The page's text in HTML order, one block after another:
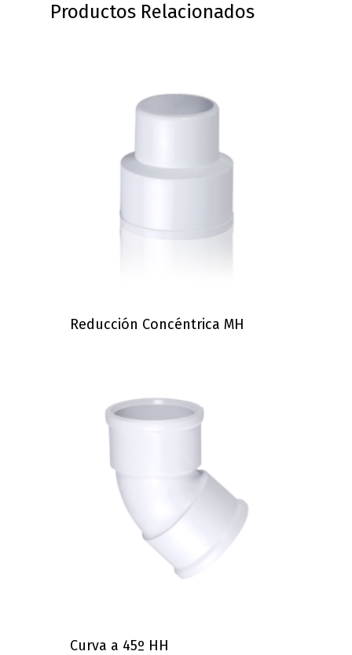
Productos Relacionados
Reducción Concéntrica MH
Curva a 45º HH